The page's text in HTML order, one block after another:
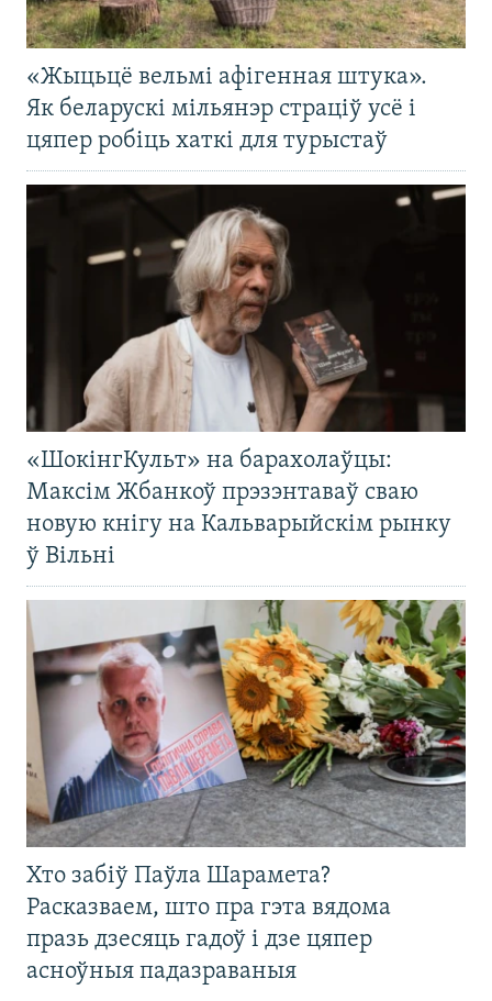
«Жыцьцё вельмі афігенная штука».
Як беларускі мільянэр страціў усё і
цяпер робіць хаткі для турыстаў
«ШокінгКульт» на барахолаўцы:
Максім Жбанкоў прэзэнтаваў сваю
новую кнігу на Кальварыйскім рынку
ў Вільні
Хто забіў Паўла Шарамета?
Расказваем, што пра гэта вядома
празь дзесяць гадоў і дзе цяпер
асноўныя падазраваныя